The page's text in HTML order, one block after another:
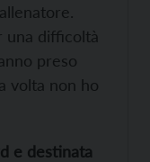
una difficoltà
preso
volta non ho
e destinata